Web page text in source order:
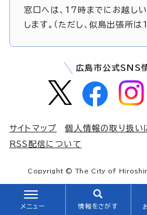
メニュー 情報をさがす
窓口へは、17時までにお越し
します。（ただし、似島出張所
広島市公式SNS
サイトマップ 個人情報の取り扱い
RSS配信について
Copyright © The City of